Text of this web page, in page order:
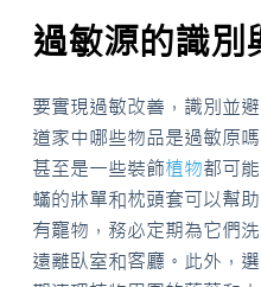
過敏源的識別
要實現過敏改善，識別並
道家中哪些物品是過敏原
甚至是一些裝飾植物都可
蟎的牀單和枕頭套可以幫
有寵物，務必定期為它們
遠離臥室和客廳。此外，